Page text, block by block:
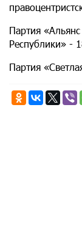
Партия
Республики» -
Партия